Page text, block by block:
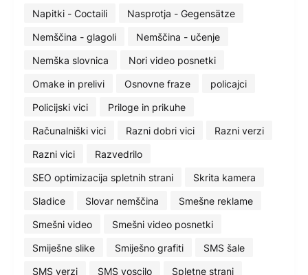
Napitki - Coctaili
Nasprotja - Gegensätze
Nemščina - glagoli
Nemščina - učenje
Nemška slovnica
Nori video posnetki
Omake in prelivi
Osnovne fraze
policajci
Policijski vici
Priloge in prikuhe
Računalniški vici
Razni dobri vici
Razni verzi
Razni vici
Razvedrilo
SEO optimizacija spletnih strani
Skrita kamera
Sladice
Slovar nemščina
Smešne reklame
Smešni video
Smešni video posnetki
Smiješne slike
Smiješno grafiti
SMS šale
SMS verzi
SMS voscilo
Spletne strani